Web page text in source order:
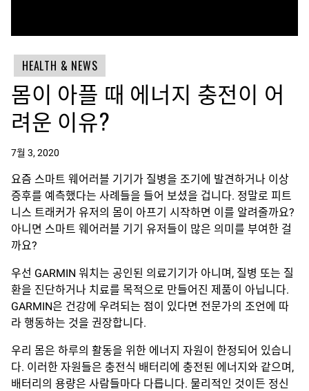
HEALTH & NEWS
몸이 아플 때 에너지 충전이 어
려운 이유?
7월 3, 2020
요즘 스마트 웨어러블 기기가 질병을 조기에 발견하거나 이상
증후를 예측했다는 사례들을 들어 보셨을 겁니다. 정말로 피트
니스 트래커가 유저의 몸이 아프기 시작하면 이를 알려줄까요?
아니면 스마트 웨어러블 기기 유저들이 많은 의미를 부여한 걸
까요?
우선 GARMIN 워치는 공인된 의료기기가 아니며, 질병 또는 질
환을 진단하거나 치료를 목적으로 만들어진 제품이 아닙니다.
GARMIN은 건강에 우려되는 점이 있다면 전문가의 조언에 따
라 행동하는 것을 권장합니다.
우리 몸은 하루의 활동을 위한 에너지 자원이 한정되어 있습니
다. 이러한 자원들은 충전식 배터리에 충전된 에너지와 같으며,
배터리의 용량은 사람들마다 다릅니다. 물리적인 것이든 정신